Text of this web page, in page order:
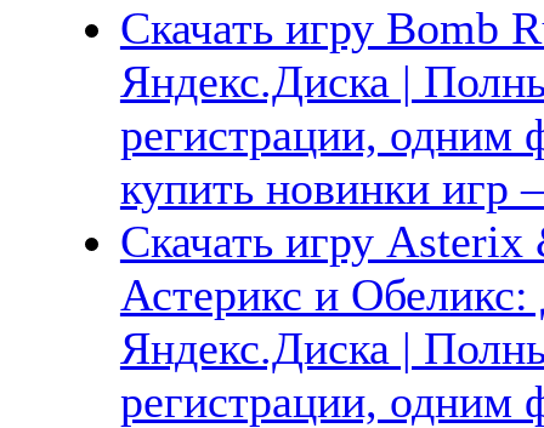
Скачать игру Bomb
Яндекс.Диска |
регистрации, одним
купить новинки
Скачать игру
Астерикс и
Яндекс.Диска |
регистрации, одним